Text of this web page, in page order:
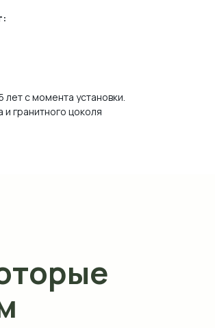
с момента установки.
гранитного цоколя